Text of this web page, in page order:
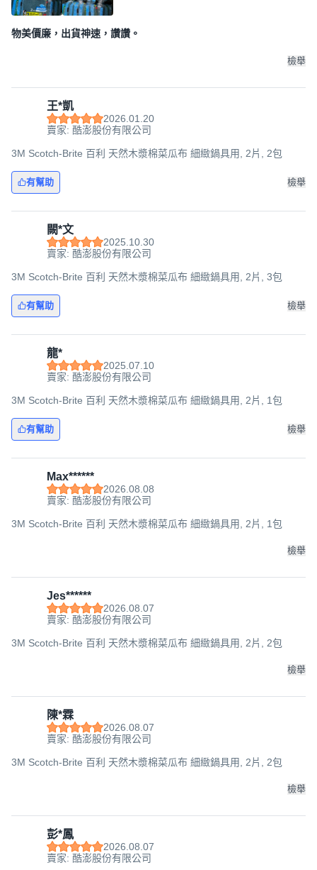
物美價廉，出貨神速，讚讚。
檢舉
王*凱
2026.01.20
賣家: 酷澎股份有限公司
3M Scotch-Brite 百利 天然木漿棉菜瓜布 細緻鍋具用, 2片, 2包
有幫助 檢舉
闕*文
2025.10.30
賣家: 酷澎股份有限公司
3M Scotch-Brite 百利 天然木漿棉菜瓜布 細緻鍋具用, 2片, 3包
有幫助 檢舉
龍*
2025.07.10
賣家: 酷澎股份有限公司
3M Scotch-Brite 百利 天然木漿棉菜瓜布 細緻鍋具用, 2片, 1包
有幫助 檢舉
Max******
2026.08.08
賣家: 酷澎股份有限公司
3M Scotch-Brite 百利 天然木漿棉菜瓜布 細緻鍋具用, 2片, 1包
檢舉
Jes******
2026.08.07
賣家: 酷澎股份有限公司
3M Scotch-Brite 百利 天然木漿棉菜瓜布 細緻鍋具用, 2片, 2包
檢舉
陳*霖
2026.08.07
賣家: 酷澎股份有限公司
3M Scotch-Brite 百利 天然木漿棉菜瓜布 細緻鍋具用, 2片, 2包
檢舉
彭*鳳
2026.08.07
賣家: 酷澎股份有限公司